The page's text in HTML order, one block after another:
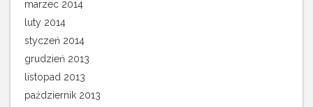
marzec 2014
luty 2014
styczeń 2014
grudzień 2013
listopad 2013
październik 2013